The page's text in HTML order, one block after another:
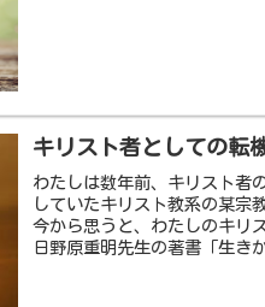
キリスト者としての転
わたしは数年前、キリスト者
していたキリスト教系の某宗
今から思うと、わたしのキリ
日野原重明先生の著書「生き